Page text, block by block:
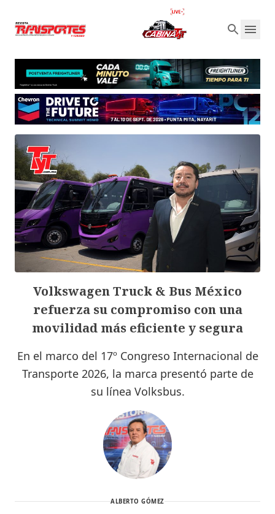
Volkswagen Truck & Bus México
refuerza su compromiso con una
movilidad más eficiente y segura
En el marco del 17º Congreso Internacional de
Transporte 2026, la marca presentó parte de
su línea Volksbus.
ALBERTO GÓMEZ